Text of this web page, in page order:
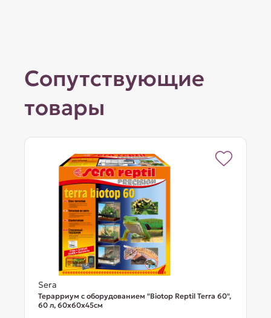
Сопутствующие
товары
Sera
Терарриум с оборудованием "Biotop Reptil Terra 60",
60 л, 60x60x45cм